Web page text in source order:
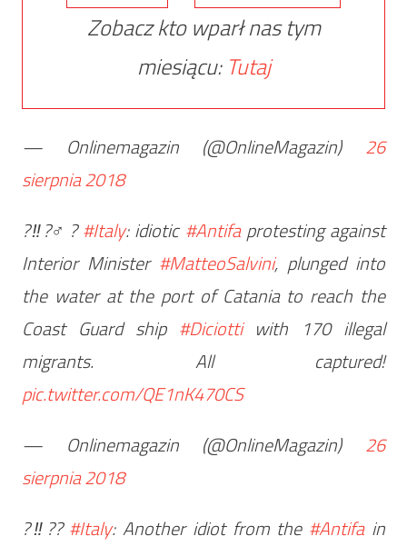
Zobacz kto wparł nas tym
miesiącu: Tutaj
— Onlinemagazin (@OnlineMagazin) 26
sierpnia 2018
?‼?‍♂️?#Italy: idiotic#Antifaprotesting against
Interior Minister #MatteoSalvini, plunged into
the water at the port of Catania to reach the
Coast Guard ship #Diciottiwith 170 illegal
migrants. All captured!
pic.twitter.com/QE1nK470CS
— Onlinemagazin (@OnlineMagazin) 26
sierpnia 2018
?‼??#Italy: Another idiot from the #Antifain